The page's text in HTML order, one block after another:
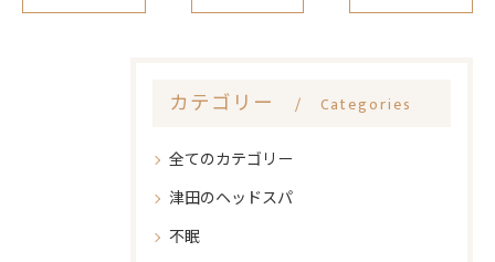
カテゴリー Categories
全てのカテゴリー
津田のヘッドスパ
不眠